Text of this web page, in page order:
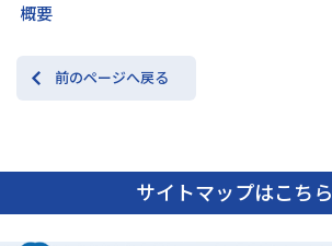
概要
前のページへ戻る
サイトマップはこちら